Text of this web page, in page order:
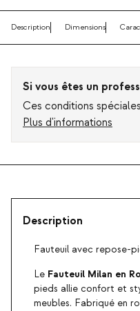
Description Dimensions
Si vous êtes un
Ces conditions
Plus d'informations
Description
Fauteuil avec repose-
Le Fauteuil Milan en
pieds allie confort et
meubles. Fabriqué en